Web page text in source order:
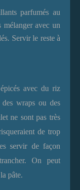
parfumés au
avec un
Servir le reste à
avec du riz
wraps ou des
ne sont pas très
de trop
servir de façon
On peut
pâte.